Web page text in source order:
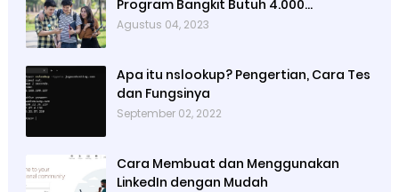
Program Bangkit Butuh 4.000
Mahasiswa
Agustus 04, 2023
Apa itu nslookup? Pengertian, Cara Tes
dan Fungsinya
September 02, 2022
Cara Membuat dan Menggunakan
LinkedIn dengan Mudah